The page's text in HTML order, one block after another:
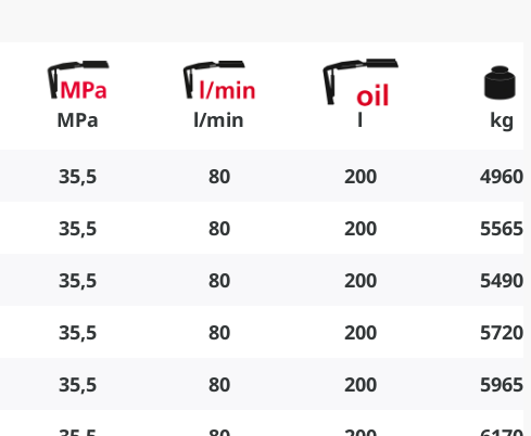
MPa l/min l kg
35,5 80 200
4960
35,5 80 200
5565
35,5 80 200
5490
35,5 80 200
5720
35,5 80 200
5965